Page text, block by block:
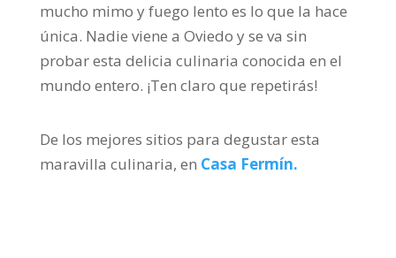
mucho mimo y fuego lento es lo que la hace
única. Nadie viene a Oviedo y se va sin
probar esta delicia culinaria conocida en el
mundo entero. ¡Ten claro que repetirás!
De los mejores sitios para degustar esta
maravilla culinaria, en Casa Fermín.